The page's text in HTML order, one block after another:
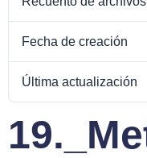
Fecha de creación
Última actualización